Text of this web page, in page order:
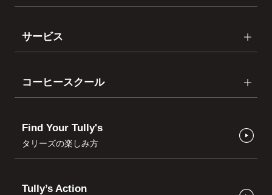
サービス
コーヒースクール
Find Your Tully's
タリーズの楽しみ方
Tully’s Action